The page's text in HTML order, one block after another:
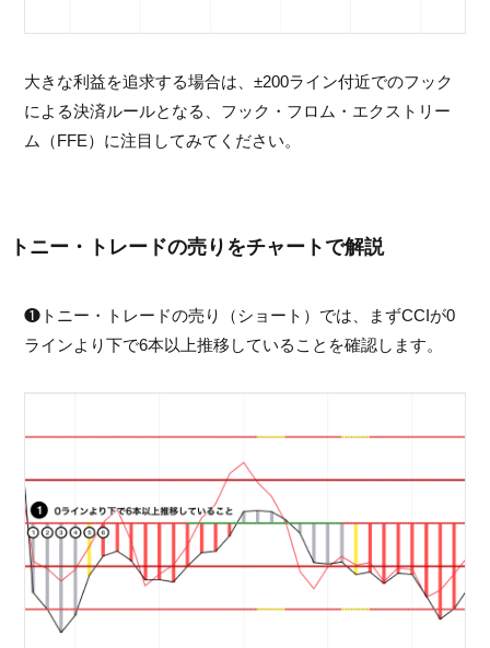
大きな利益を追求する場合は、±200ライン付近でのフック
による決済ルールとなる、フック・フロム・エクストリー
ム（FFE）に注目してみてください。
トニー・トレードの売りをチャートで解説
❶トニー・トレードの売り（ショート）では、まずCCIが0
ラインより下で6本以上推移していることを確認します。